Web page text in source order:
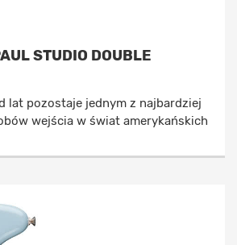
STUDIO DOUBLE
lat pozostaje jednym z najbardziej
wejścia w świat amerykańskich